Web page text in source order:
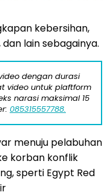
kebersihan,
lain sebagainya.
dengan durasi
video untuk plaftform
narasi maksimal 15
085315557788.
menuju pelabuhan
korban konflik
sperti Egypt Red